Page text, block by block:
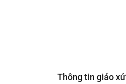
Thông tin giáo xứ